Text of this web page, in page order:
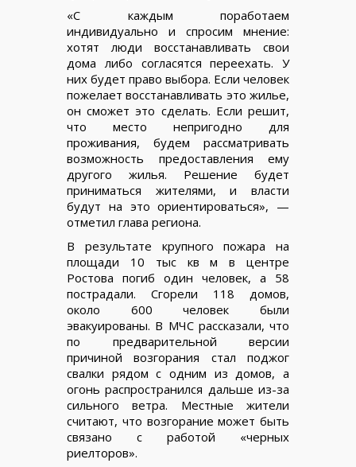
«С каждым поработаем
индивидуально и спросим мнение:
хотят люди восстанавливать свои
дома либо согласятся переехать. У
них будет право выбора. Если человек
пожелает восстанавливать это жилье,
он сможет это сделать. Если решит,
что место непригодно для
проживания, будем рассматривать
возможность предоставления ему
другого жилья. Решение будет
приниматься жителями, и власти
будут на это ориентироваться», —
отметил глава региона.
В результате крупного пожара на
площади 10 тыс кв м в центре
Ростова погиб один человек, а 58
пострадали. Сгорели 118 домов,
около 600 человек были
эвакуированы. В МЧС рассказали, что
по предварительной версии
причиной возгорания стал поджог
свалки рядом с одним из домов, а
огонь распространился дальше из-за
сильного ветра. Местные жители
считают, что возгорание может быть
связано с работой «черных
риелторов».